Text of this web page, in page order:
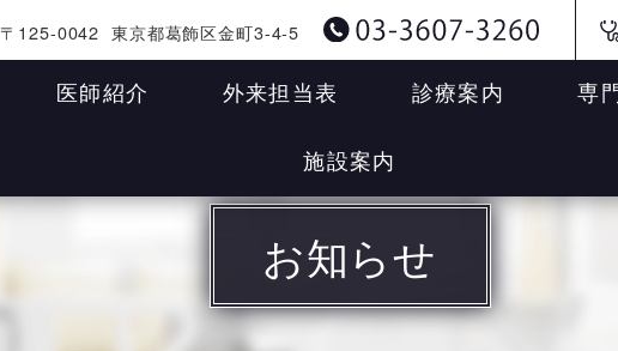
〒125-0042 東京都葛飾区金町3-4-5
医師紹介 外来担当表 診療案内 専
施設案内
お知らせ